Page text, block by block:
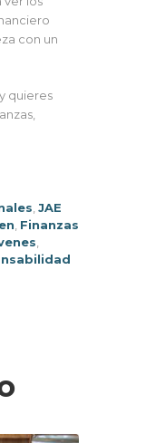
con un
quieres
,JAE
, Finanzas
,